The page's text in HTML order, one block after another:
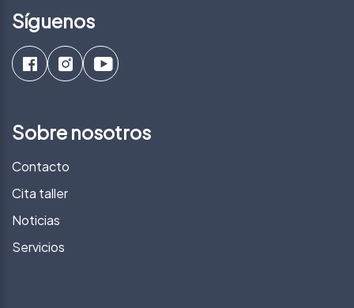
Síguenos
Sobre nosotros
Contacto
Cita taller
Noticias
Servicios